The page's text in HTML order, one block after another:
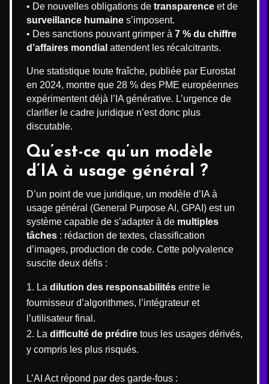
• De nouvelles obligations de transparence et de
surveillance humaine s’imposent.
• Des sanctions pouvant grimper à 7 % du chiffre
d’affaires mondial attendent les récalcitrants.
Une statistique toute fraîche, publiée par Eurostat
en 2024, montre que 28 % des PME européennes
expérimentent déjà l’IA générative. L’urgence de
clarifier le cadre juridique n’est donc plus
discutable.
Qu’est-ce qu’un modèle
d’IA à usage général ?
D’un point de vue juridique, un modèle d’IA à
usage général (General Purpose AI, GPAI) est un
système capable de s’adapter à de multiples
tâches : rédaction de textes, classification
d’images, production de code. Cette polyvalence
suscite deux défis :
La dilution des responsabilités entre le
fournisseur d’algorithmes, l’intégrateur et
l’utilisateur final.
La difficulté de prédire tous les usages dérivés,
y compris les plus risqués.
L’AI Act répond par des garde-fous :